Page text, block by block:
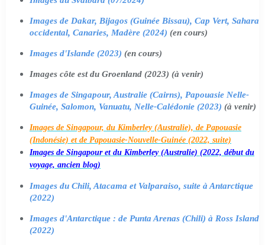
Images de Dakar, Bijagos (Guinée Bissau), Cap Vert, Sahara
occidental, Canaries, Madère (2024) (en cours)
Images d'Islande (2023) (en cours)
Images côte est du Groenland (2023) (à venir)
Images de Singapour, Australie (Cairns), Papouasie Nelle-
Guinée, Salomon, Vanuatu, Nelle-Calédonie (2023) (à venir)
Images de Singapour, du Kimberley (Australie), de Papouasie
(Indonésie) et de Papouasie-Nouvelle-Guinée (2022, suite)
Images de Singapour et du Kimberley (Australie) (2022, début du
voyage, ancien blog)
Images du Chili, Atacama et Valparaiso, suite à Antarctique
(2022)
Images d'Antarctique : de Punta Arenas (Chili) à Ross Island
(2022)